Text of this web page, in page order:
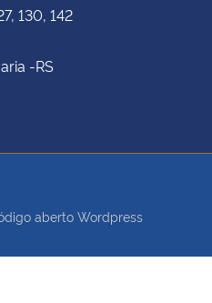
130, 142
-RS
aberto Wordpress